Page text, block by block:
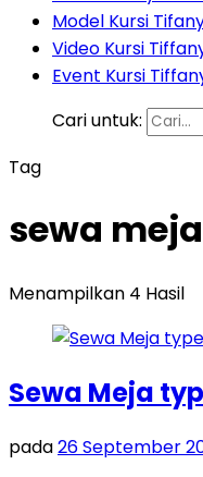
Model Kursi
Video Kursi
Event Kursi
Cari untuk:
Tag
sewa
Menampilkan 4 Hasil
Sewa Meja
pada26 September